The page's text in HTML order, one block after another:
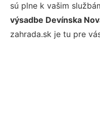
sú plne k vašim
výsadbe Devínska
zahrada.sk je tu pre